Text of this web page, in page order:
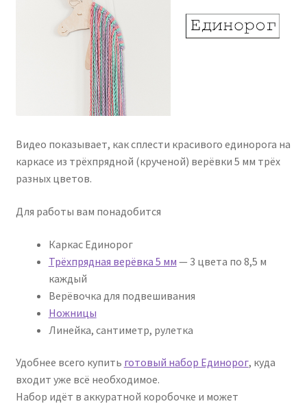
Видео показывает, как сплести красивого единорога на
каркасе из трёхпрядной (крученой) верёвки 5 мм трёх
разных цветов.
Для работы вам понадобится
Каркас Единорог
Трёхпрядная верёвка 5 мм — 3 цвета по 8,5 м
каждый
Верёвочка для подвешивания
Ножницы
Линейка, сантиметр, рулетка
Удобнее всего купить готовый набор Единорог, куда
входит уже всё необходимое.
Набор идёт в аккуратной коробочке и может